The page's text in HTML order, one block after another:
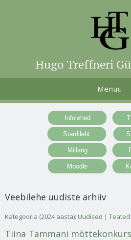
Hugo Treffneri
Menüü
Veebilehe uudiste arhiiv
Kategooria (2024 aasta): Uudised | Teated
Tiina Tammani mõttekonkurs